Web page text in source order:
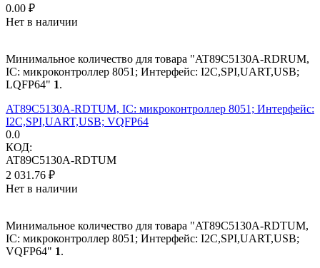
0.00 ₽
Нет в наличии
Минимальное количество для товара "AT89C5130A-RDRUM,
IC: микроконтроллер 8051; Интерфейс: I2C,SPI,UART,USB;
LQFP64" 1.
AT89C5130A-RDTUM, IC: микроконтроллер 8051; Интерфейс:
I2C,SPI,UART,USB; VQFP64
0.0
КОД:
AT89C5130A-RDTUM
2 031.76 ₽
Нет в наличии
Минимальное количество для товара "AT89C5130A-RDTUM,
IC: микроконтроллер 8051; Интерфейс: I2C,SPI,UART,USB;
VQFP64" 1.